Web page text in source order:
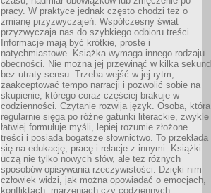
pracy. W praktyce jednak często chodzi też o
zmianę przyzwyczajeń. Współczesny świat
przyzwyczaja nas do szybkiego odbioru treści.
Informacje mają być krótkie, proste i
natychmiastowe. Książka wymaga innego rodzaju
obecności. Nie można jej przewinąć w kilka sekund
bez utraty sensu. Trzeba wejść w jej rytm,
zaakceptować tempo narracji i pozwolić sobie na
skupienie, którego coraz częściej brakuje w
codzienności. Czytanie rozwija język. Osoba, która
regularnie sięga po różne gatunki literackie, zwykle
łatwiej formułuje myśli, lepiej rozumie złożone
treści i posiada bogatsze słownictwo. To przekłada
się na edukację, pracę i relacje z innymi. Książki
uczą nie tylko nowych słów, ale też różnych
sposobów opisywania rzeczywistości. Dzięki nim
człowiek widzi, jak można opowiadać o emocjach,
konfliktach, marzeniach czy codziennych